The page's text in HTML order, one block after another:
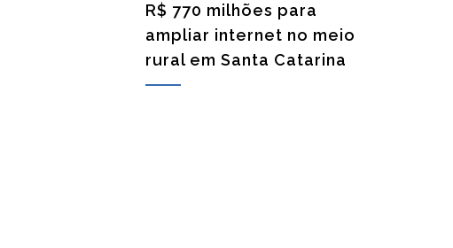
R$ 770 milhões para
ampliar internet no meio
rural em Santa Catarina